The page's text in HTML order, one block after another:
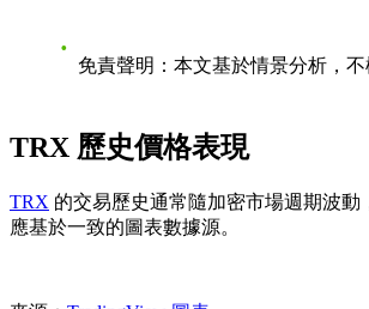
免責聲明 ：本文基於情景分析，不
TRX 歷史價格表現
TRX 的交易歷史通常隨加密市場週期波動
應基於一致的圖表數據源。